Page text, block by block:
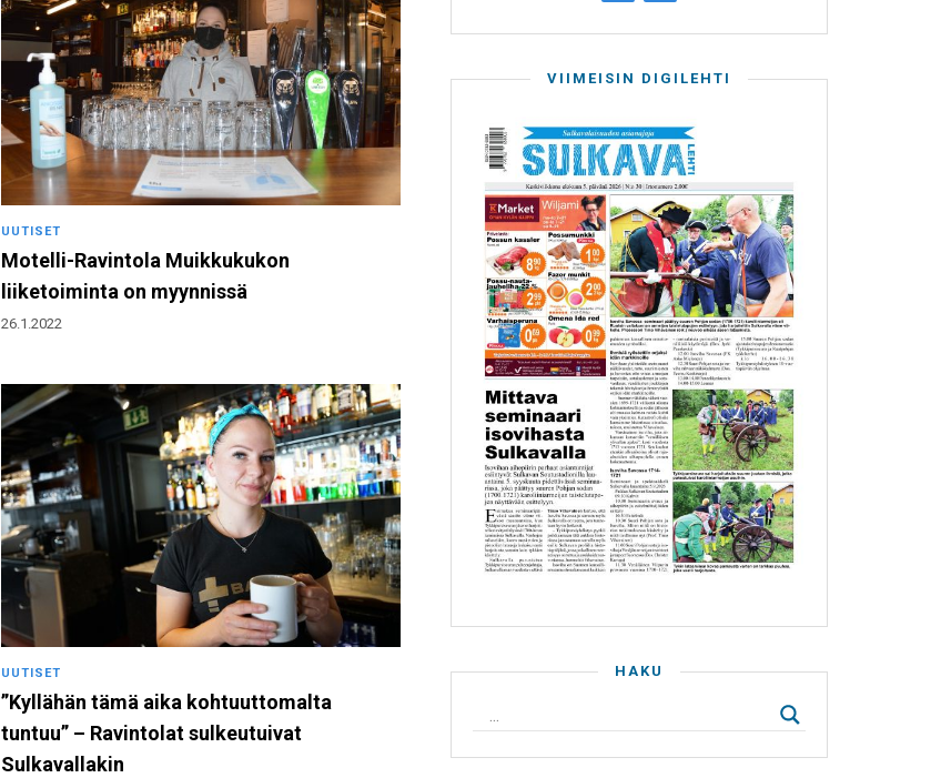
UUTISET
Motelli-Ravintola Muikkukukon
liiketoiminta on myynnissä
26.1.2022
UUTISET
”Kyllähän tämä aika kohtuuttomalta
tuntuu” – Ravintolat sulkeutuivat
Sulkavallakin
VIIMEISIN DIGILEHTI
HAKU